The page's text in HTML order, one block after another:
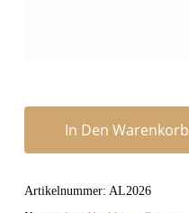
In Den Warenkorb
Artikelnummer: AL2026